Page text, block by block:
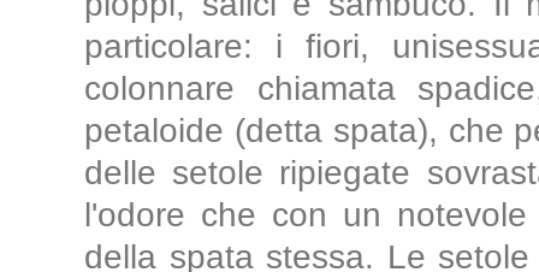
particolare: i fiori,
colonnare chiamata
petaloide (detta spata), che
delle setole ripiegate
l'odore che con un notevole
della spata stessa. Le